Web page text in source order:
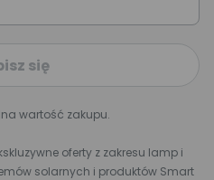
się
wartość zakupu.
oferty z zakresu lamp i
solarnych i produktów Smart